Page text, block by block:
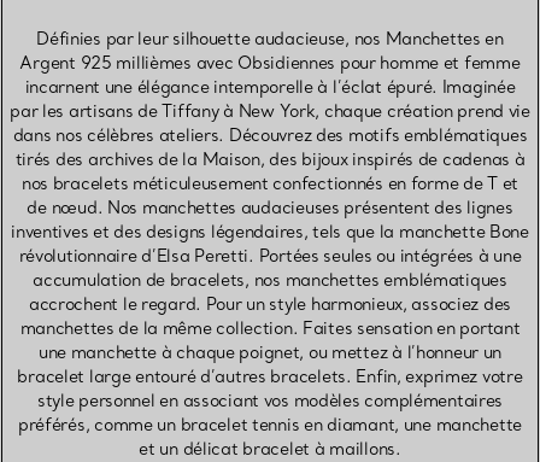
Définies par leur silhouette audacieuse, nos Manchettes en
Argent 925 millièmes avec Obsidiennes pour homme et femme
incarnent une élégance intemporelle à l’éclat épuré. Imaginée
par les artisans de Tiffany à New York, chaque création prend vie
dans nos célèbres ateliers. Découvrez des motifs emblématiques
tirés des archives de la Maison, des bijoux inspirés de cadenas à
nos bracelets méticuleusement confectionnés en forme de T et
de nœud. Nos manchettes audacieuses présentent des lignes
inventives et des designs légendaires, tels que la manchette Bone
révolutionnaire d’Elsa Peretti. Portées seules ou intégrées à une
accumulation de bracelets, nos manchettes emblématiques
accrochent le regard. Pour un style harmonieux, associez des
manchettes de la même collection. Faites sensation en portant
une manchette à chaque poignet, ou mettez à l’honneur un
bracelet large entouré d’autres bracelets. Enfin, exprimez votre
style personnel en associant vos modèles complémentaires
préférés, comme un bracelet tennis en diamant, une manchette
et un délicat bracelet à maillons.